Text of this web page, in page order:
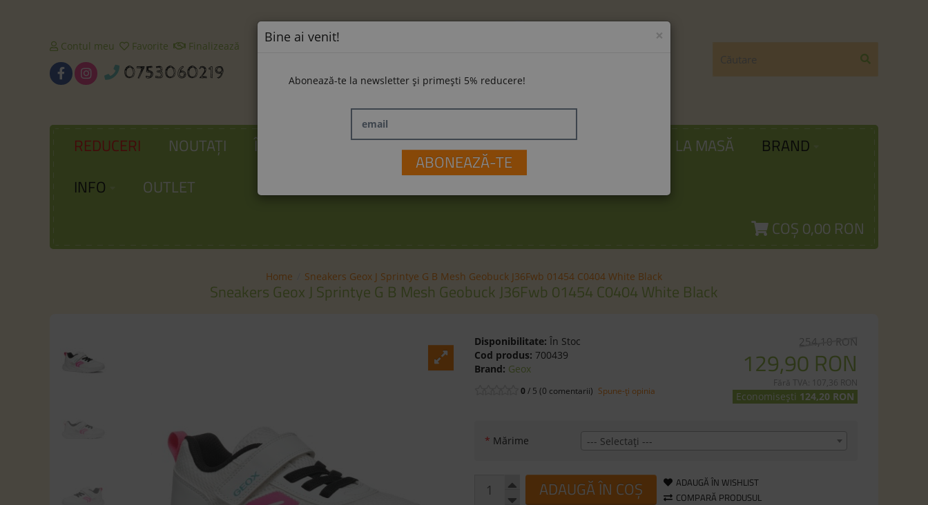
Contul meu Favorite Finalizează
0753060219
REDUCERI NOUTAȚI ÎNCĂLȚĂMINTE LA PLIMBARE JUCĂRII LA MASĂ
BRAND
INFO
OUTLET
COȘ 0,00 RON
Home Sneakers Geox J Sprintye G B Mesh Geobuck J36Fwb 01454 C0404 White Black
Sneakers Geox J Sprintye G B Mesh Geobuck J36Fwb 01454 C0404 White Black
Disponibilitate: În Stoc
Cod produs: 700439
Brand: Geox
0/ 5 (0 comentarii) Spune-ţi opinia
254,10 RON
129,90 RON
Fără TVA: 107,36 RON
Economisești 124,20 RON
* Mărime --- Selectaţi ---
ADAUGĂ ÎN COȘ
ADAUGĂ ÎN WISHLIST
COMPARĂ PRODUSUL
×
Bine ai venit!
Abonează-te la newsletter și primești 5% reducere!
email
ABONEAZĂ-TE